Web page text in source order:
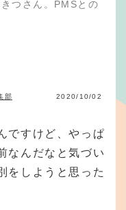
つさん。PMSとの
部 2020/10/02
ですけど、やっぱ
なんだなと気づい
をしようと思った